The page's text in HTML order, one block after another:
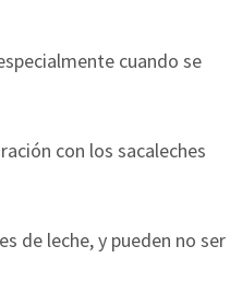
cuando se
con los sacaleches
de leche, y pueden no ser